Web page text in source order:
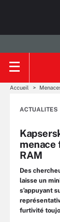
Accueil
ACTUALITES
menace
RAM
Des
laisse un
s’appuyant
furtivité